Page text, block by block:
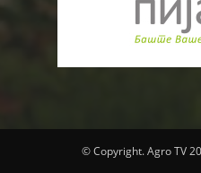
© Copyright. Agro TV